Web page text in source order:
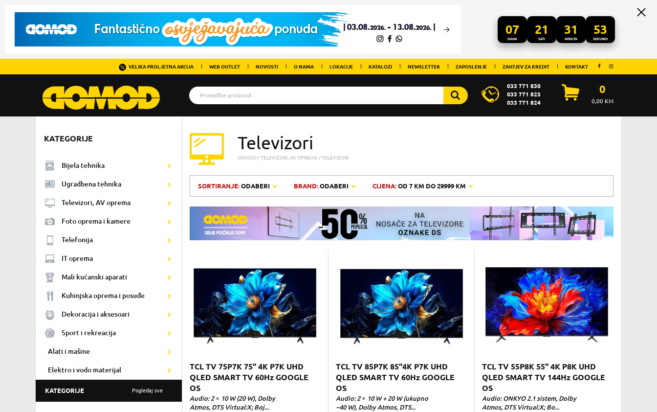
07
DANA
21
SATI
31
MINUTA
52
SEKUNDI
VELIKA PROLJETNA AKCIJA WEB OUTLET NOVOSTI O NAMA LOKACIJE KATALOZI NEWSLETTER ZAPOSLENJE ZAHTJEV ZA KREDIT KONTAKT
033 771 830
033 771 823
033 771 824
0
0,00KM
KATEGORIJE
Bijela tehnika
Ugradbena tehnika
Televizori, AV oprema
Foto oprema i kamere
Telefonija
IT oprema
Mali kućanski aparati
Kuhinjska oprema i posuđe
Dekoracija i aksesoari
Sport i rekreacija
Alati i mašine
Elektro i vodo materijal
KATEGORIJE Pogledaj sve
Televizori
DOMOD TELEVIZORI, AV OPREMA TELEVIZORI
SORTIRANJE:ODABERI BRAND:ODABERI CIJENA:OD 7 KM DO29999 KM
TCL TV 75P7K 75" 4K P7K UHD
QLED SMART TV 60Hz GOOGLE
OS
Audio: 2 × 10 W (20 W), Dolby
Atmos, DTS Virtual:X; Boj...
TCL TV 85P7K 85"4K P7K UHD
QLED SMART TV 60Hz GOOGLE
OS
Audio: 2 × 10 W + 20 W (ukupno
~40 W), Dolby Atmos, DTS...
TCL TV 55P8K 55" 4K P8K UHD
QLED SMART TV 144Hz GOOGLE
OS
Audio: ONKYO 2.1 sistem, Dolby
Atmos, DTS Virtual:X; Bo...